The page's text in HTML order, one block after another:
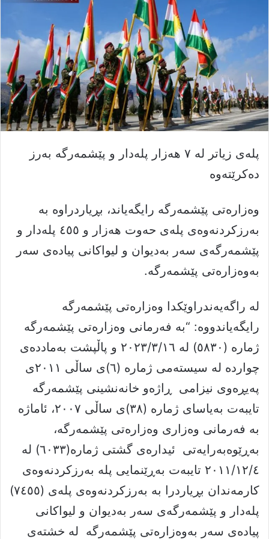
پلەی زیاتر لە ٧ هەزار پلەدار و پێشمەرگە بەرز
دەکرێتەوە
وەزارەتی پێشمەرگە رایگەیاند، بڕیاردراوە بە
بەرزکردنەوەی پلەی حەوت هەزار و ٤٥٥ پلەدار و
پێشمەرگەی سەر بەدیوان و لیواکانی پیادەی سەر
بەوەزارەتی پێشمەرگە.
لە راگەیەندراوێکدا وەزارەتی پێشمەرگە
رایگەیاندووە: “بە فەرمانی وەزارەتی پێشمەرگە
ژمارە (٥٨٣٠) لە ٢٠٢٣/٣/١٦ و پاڵپشت بەماددەی
چواردە لە سیستەمی ژمارە (٦)ی ساڵی ٢٠١١ی
پەیڕەوی نیزامی ڕاژەو خانەنشینی پێشمەرگە
تایبەت بەیاسای ژمارە (٣٨)ی ساڵی ٢٠٠٧، ئاماژە
بە فەرمانی وەزاری وەزارەتی پێشمەرگە،
بەڕێوەبەرایەتی ئیدارەی گشتی ژمارە(٦٠٣٣) له
٢٠١١/١٢/٤ تایبەت بەڕێنمایی پلە بەرزکردنەوەی
کارمەندان بڕیاردرا بە بەرزکردنەوەی پلەی (٧٤٥٥)
پلەدار و پێشمەرگەی سەر بەدیوان و لیواکانی
پیادەی سەر بەوەزارەتی پێشمەرگە لە خشتەی